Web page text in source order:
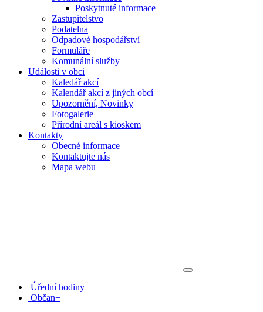
Poskytnuté informace
Zastupitelstvo
Podatelna
Odpadové hospodářství
Formuláře
Komunální služby
Události v obci
Kaledář akcí
Kalendář akcí z jiných obcí
Upozornění, Novinky
Fotogalerie
Přírodní areál s kioskem
Kontakty
Obecné informace
Kontaktujte nás
Mapa webu
Úřední hodiny
Občan+